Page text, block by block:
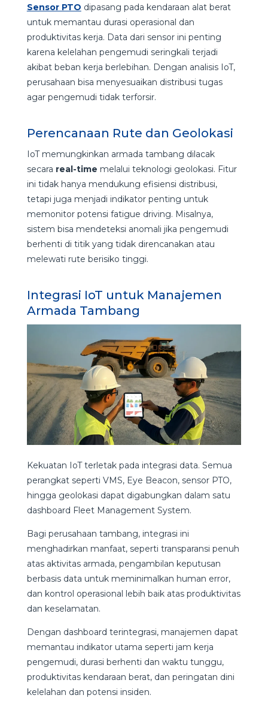
Sensor PTO dipasang pada kendaraan alat berat
untuk memantau durasi operasional dan
produktivitas kerja. Data dari sensor ini penting
karena kelelahan pengemudi seringkali terjadi
akibat beban kerja berlebihan. Dengan analisis IoT,
perusahaan bisa menyesuaikan distribusi tugas
agar pengemudi tidak terforsir.
Perencanaan Rute dan Geolokasi
IoT memungkinkan armada tambang dilacak
secara real-time melalui teknologi geolokasi. Fitur
ini tidak hanya mendukung efisiensi distribusi,
tetapi juga menjadi indikator penting untuk
memonitor potensi fatigue driving. Misalnya,
sistem bisa mendeteksi anomali jika pengemudi
berhenti di titik yang tidak direncanakan atau
melewati rute berisiko tinggi.
Integrasi IoT untuk Manajemen
Armada Tambang
Kekuatan IoT terletak pada integrasi data. Semua
perangkat seperti VMS, Eye Beacon, sensor PTO,
hingga geolokasi dapat digabungkan dalam satu
dashboard Fleet Management System.
Bagi perusahaan tambang, integrasi ini
menghadirkan manfaat, seperti transparansi penuh
atas aktivitas armada, pengambilan keputusan
berbasis data untuk meminimalkan human error,
dan kontrol operasional lebih baik atas produktivitas
dan keselamatan.
Dengan dashboard terintegrasi, manajemen dapat
memantau indikator utama seperti jam kerja
pengemudi, durasi berhenti dan waktu tunggu,
produktivitas kendaraan berat, dan peringatan dini
kelelahan dan potensi insiden.